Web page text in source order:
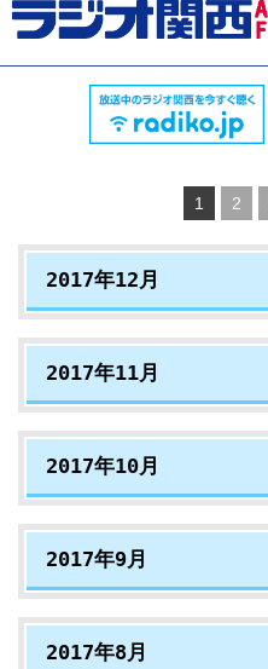
1 2
2017年12月
2017年11月
2017年10月
2017年9月
2017年8月